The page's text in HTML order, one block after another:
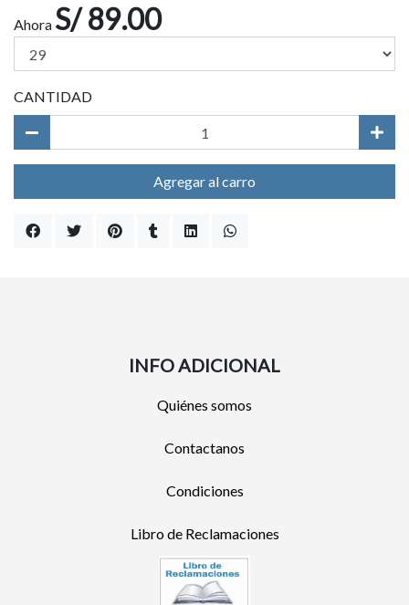
Ahora S/ 89.00
CANTIDAD
Agregar al carro
INFO ADICIONAL
Quiénes somos
Contactanos
Condiciones
Libro de Reclamaciones